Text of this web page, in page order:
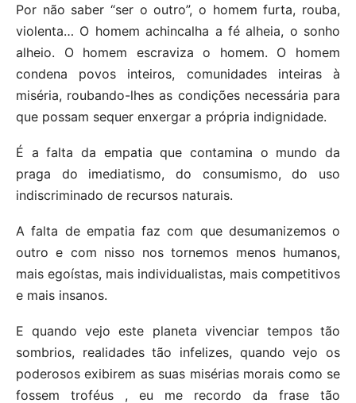
Por não saber “ser o outro”, o homem furta, rouba,
violenta… O homem achincalha a fé alheia, o sonho
alheio. O homem escraviza o homem. O homem
condena povos inteiros, comunidades inteiras à
miséria, roubando-lhes as condições necessária para
que possam sequer enxergar a própria indignidade.
É a falta da empatia que contamina o mundo da
praga do imediatismo, do consumismo, do uso
indiscriminado de recursos naturais.
A falta de empatia faz com que desumanizemos o
outro e com nisso nos tornemos menos humanos,
mais egoístas, mais individualistas, mais competitivos
e mais insanos.
E quando vejo este planeta vivenciar tempos tão
sombrios, realidades tão infelizes, quando vejo os
poderosos exibirem as suas misérias morais como se
fossem troféus , eu me recordo da frase tão